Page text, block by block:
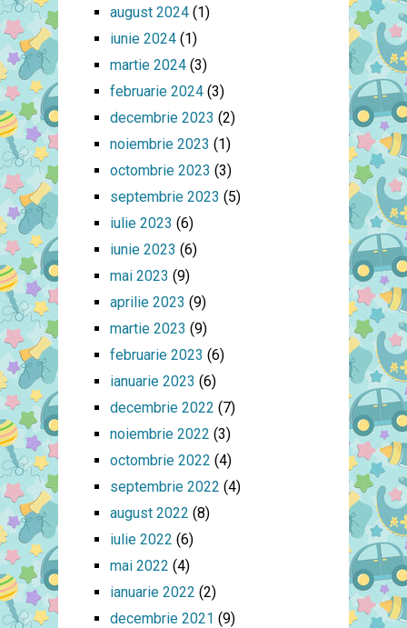
august 2024(1)
iunie 2024(1)
martie 2024(3)
februarie 2024(3)
decembrie 2023 (2)
noiembrie 2023 (1)
octombrie 2023 (3)
septembrie 2023 (5)
iulie 2023 (6)
iunie 2023 (6)
mai 2023 (9)
aprilie 2023 (9)
martie 2023 (9)
februarie 2023 (6)
ianuarie 2023 (6)
decembrie 2022 (7)
noiembrie 2022 (3)
octombrie 2022 (4)
septembrie 2022 (4)
august 2022 (8)
iulie 2022 (6)
mai 2022 (4)
ianuarie 2022 (2)
decembrie 2021 (9)